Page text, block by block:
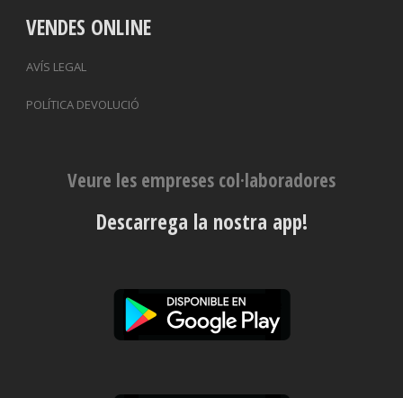
VENDES ONLINE
AVÍS LEGAL
POLÍTICA DEVOLUCIÓ
Veure les empreses col·laboradores
Descarrega la nostra app!